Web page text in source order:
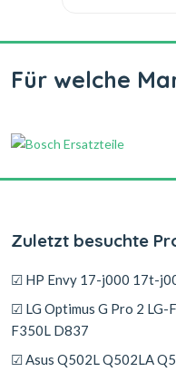
Für welche
Zuletzt besuchte
☑ HP Envy 17-j000 17t-
☑ LG Optimus G Pro 2 LG-
F350L D837
☑ Asus Q502L Q502LA